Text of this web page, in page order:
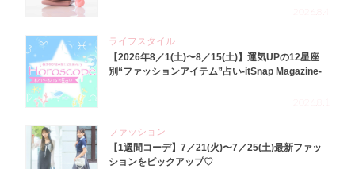
ライフスタイル
【2026年8／1(土)〜8／15(土)】運気UPの12星座
別“ファッションアイテム”占い-itSnap Magazine-
ファッション
【1週間コーデ】7／21(火)〜7／25(土)最新ファッ
ションをピックアップ♡